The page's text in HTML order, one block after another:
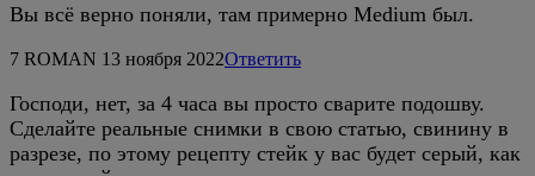
Вы всё верно поняли, там примерно Medium был.
7 ROMAN 13 ноября 2022Ответить
Господи, нет, за 4 часа вы просто сварите подошву.
Сделайте реальные снимки в свою статью, свинину в
разрезе, по этому рецепту стейк у вас будет серый, как